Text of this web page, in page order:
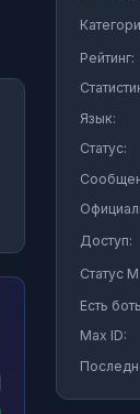
Рейтинг:
Язык:
Статус:
Доступ:
Статус
Есть
Max ID: